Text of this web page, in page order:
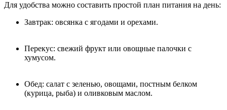
Для удобства можно составить простой план питания на день:
Завтрак: овсянка с ягодами и орехами.
Перекус: свежий фрукт или овощные палочки с
хумусом.
Обед: салат с зеленью, овощами, постным белком
(курица, рыба) и оливковым маслом.